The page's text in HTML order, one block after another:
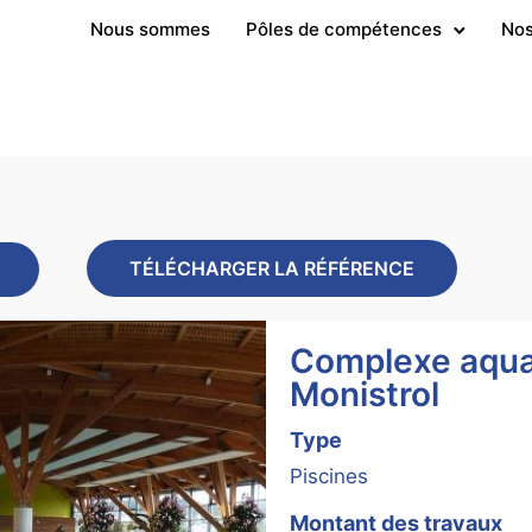
Nous sommes Pôles de compétences
TÉLÉCHARGER LA RÉFÉRENCE
Complexe
Monistrol
Type
Piscines
Montant des travaux